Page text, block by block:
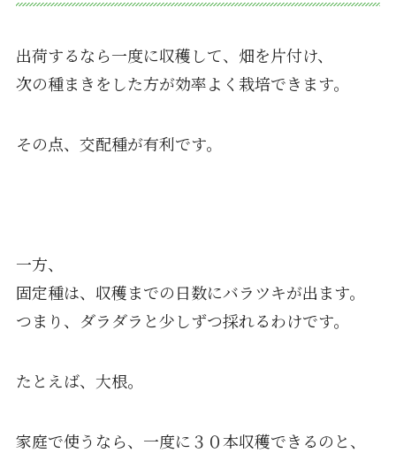
出荷するなら一度に収穫して、畑を片付け、
次の種まきをした方が効率よく栽培できます。
その点、交配種が有利です。
一方、
固定種は、収穫までの日数にバラツキが出ます。
つまり、ダラダラと少しずつ採れるわけです。
たとえば、大根。
家庭で使うなら、一度に３０本収穫できるのと、